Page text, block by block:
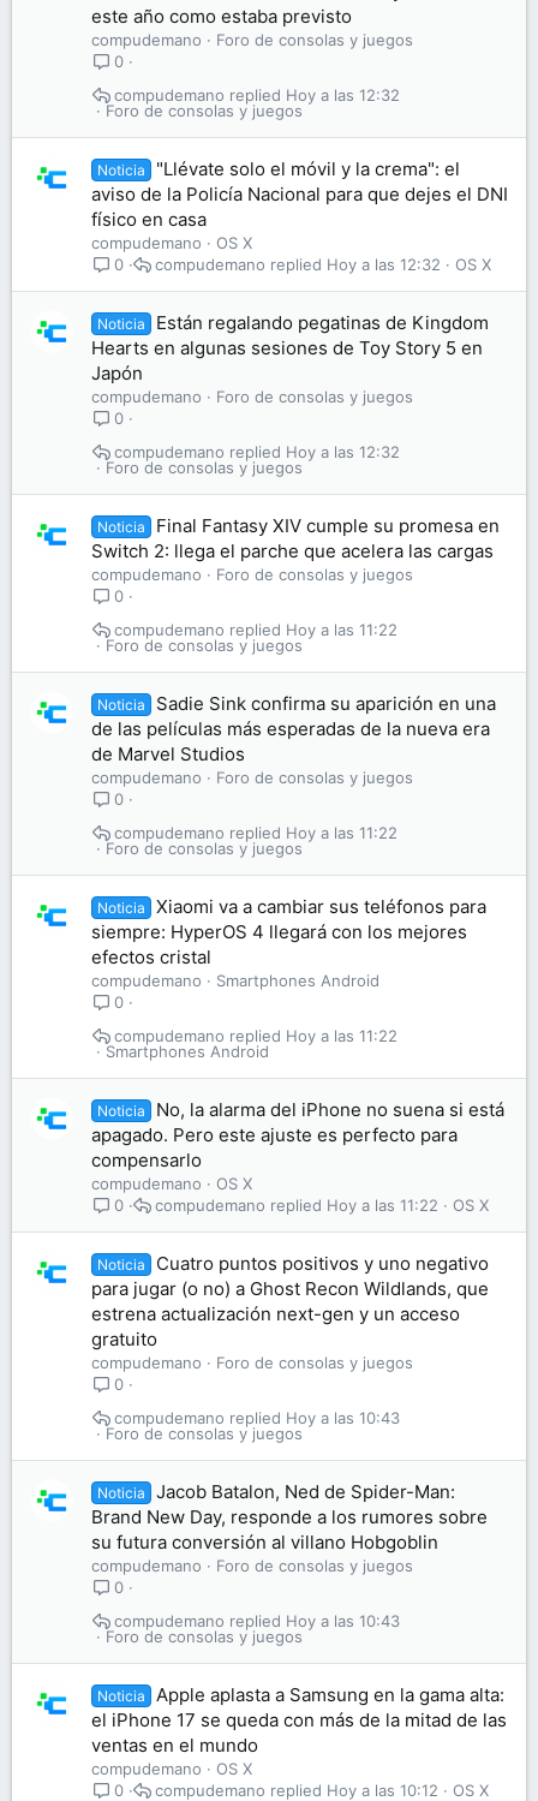
este año como estaba previsto
compudemano
Foro de consolas y juegos
0
Foro de consolas y juegos
Hoy a las 12:32
compudemano
Noticia
"Llévate solo el móvil y la crema": el
aviso de la Policía Nacional para que dejes el DNI
físico en casa
compudemano
OS X
0
OS X
Hoy a las 12:32
compudemano
Noticia
Están regalando pegatinas de Kingdom
Hearts en algunas sesiones de Toy Story 5 en
Japón
compudemano
Foro de consolas y juegos
0
Foro de consolas y juegos
Hoy a las 12:32
compudemano
Noticia
Final Fantasy XIV cumple su promesa en
Switch 2: llega el parche que acelera las cargas
compudemano
Foro de consolas y juegos
0
Foro de consolas y juegos
Hoy a las 11:22
compudemano
Noticia
Sadie Sink confirma su aparición en una
de las películas más esperadas de la nueva era
de Marvel Studios
compudemano
Foro de consolas y juegos
0
Foro de consolas y juegos
Hoy a las 11:22
compudemano
Noticia
Xiaomi va a cambiar sus teléfonos para
siempre: HyperOS 4 llegará con los mejores
efectos cristal
compudemano
Smartphones Android
0
Smartphones Android
Hoy a las 11:22
compudemano
Noticia
No, la alarma del iPhone no suena si está
apagado. Pero este ajuste es perfecto para
compensarlo
compudemano
OS X
0
OS X
Hoy a las 11:22
compudemano
Noticia
Cuatro puntos positivos y uno negativo
para jugar (o no) a Ghost Recon Wildlands, que
estrena actualización next-gen y un acceso
gratuito
compudemano
Foro de consolas y juegos
0
Foro de consolas y juegos
Hoy a las 10:43
compudemano
Noticia
Jacob Batalon, Ned de Spider-Man:
Brand New Day, responde a los rumores sobre
su futura conversión al villano Hobgoblin
compudemano
Foro de consolas y juegos
0
Foro de consolas y juegos
Hoy a las 10:43
compudemano
Noticia
Apple aplasta a Samsung en la gama alta:
el iPhone 17 se queda con más de la mitad de las
ventas en el mundo
compudemano
OS X
0
OS X
Hoy a las 10:12
compudemano